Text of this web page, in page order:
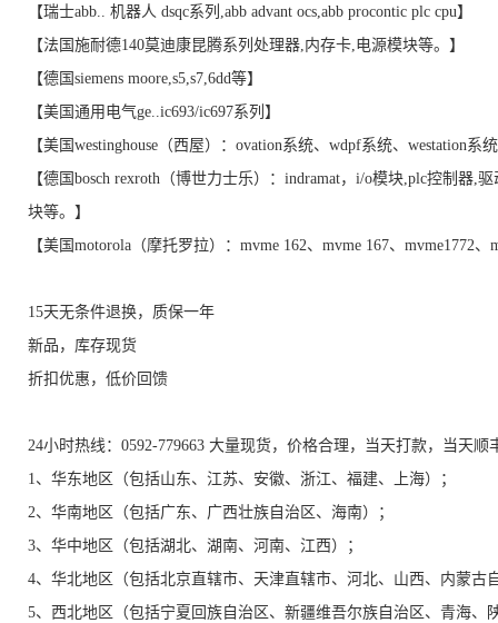
【瑞士abb.. 机器人 dsqc系列,abb advant ocs,abb procontic plc cpu】
【法国施耐德140莫迪康昆腾系列处理器,内存卡,电源模块等。】
【德国siemens moore,s5,s7,6dd等】
【美国通用电气ge..ic693/ic697系列】
【美国westinghouse（西屋）：ovation系统、wdpf系统、westation系
【德国bosch rexroth（博世力士乐）：indramat，i/o模块,plc控制器,驱
块等。】
【美国motorola（摩托罗拉）：mvme 162、mvme 167、mvme1772、
15天无条件退换，质保一年
新品，库存现货
折扣优惠，低价回馈
24小时热线：0592-779663 大量现货，价格合理，当天打款，当天顺
1、华东地区（包括山东、江苏、安徽、浙江、福建、上海）；
2、华南地区（包括广东、广西壮族自治区、海南）；
3、华中地区（包括湖北、湖南、河南、江西）；
4、华北地区（包括北京直辖市、天津直辖市、河北、山西、内蒙古
5、西北地区（包括宁夏回族自治区、新疆维吾尔族自治区、青海、